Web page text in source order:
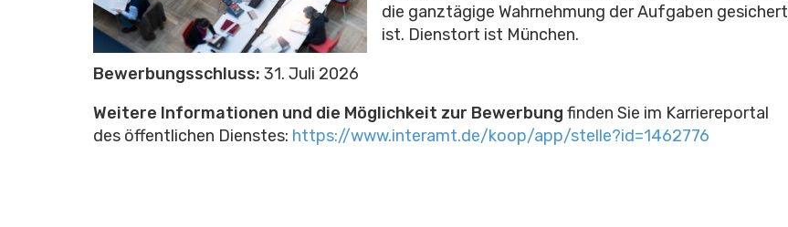
die ganztägige Wahrnehmung der Aufgaben gesichert
ist. Dienstort ist München.
Bewerbungsschluss: 31. Juli 2026
Weitere Informationen und die Möglichkeit zur Bewerbung finden Sie im Karriereportal
des öffentlichen Dienstes: https://www.interamt.de/koop/app/stelle?id=1462776